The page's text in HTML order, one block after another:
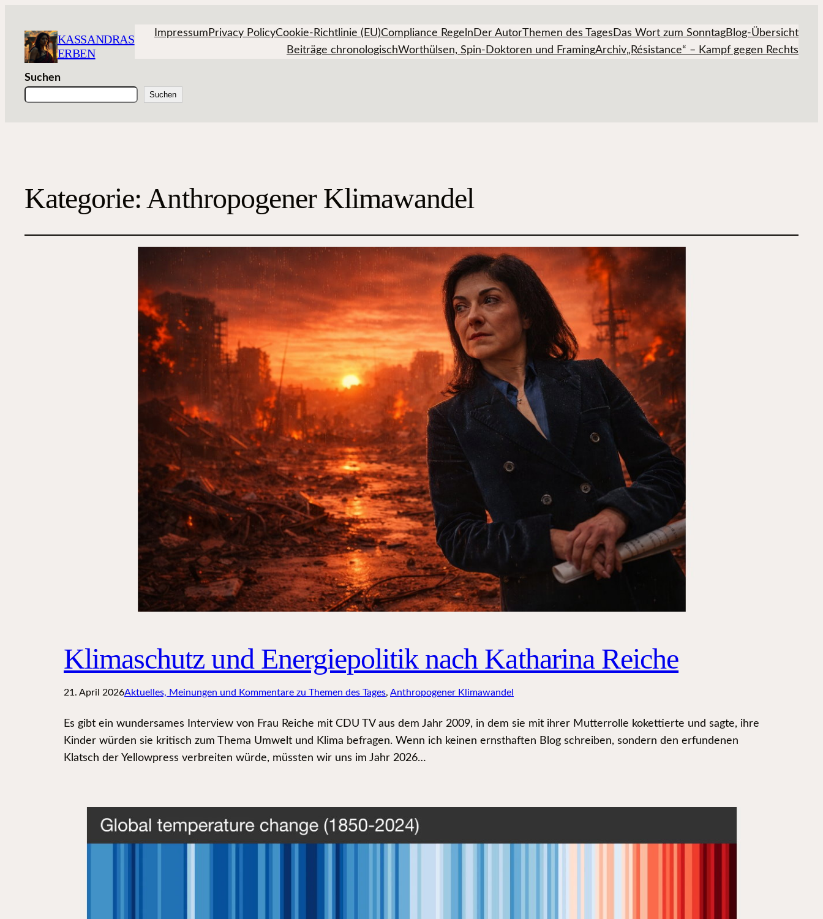
KASSANDRAS
ERBEN
Impressum Privacy PolicyCookie-Richtlinie (EU)Compliance Regeln Der AutorThemen des Tages Das Wort zum SonntagBlog-Übersicht
Beiträge chronologischWorthülsen, Spin-Doktoren und FramingArchiv„Résistance“ – Kampf gegen Rechts
Suchen
Suchen
Kategorie:Anthropogener Klimawandel
Klimaschutz und Energiepolitik nach Katharina Reiche
21. April 2026Aktuelles, Meinungen und Kommentare zu Themen des Tages, Anthropogener Klimawandel
Es gibt ein wundersames Interview von Frau Reiche mit CDU TV aus dem Jahr 2009, in dem sie mit ihrer Mutterrolle kokettierte und sagte, ihre
Kinder würden sie kritisch zum Thema Umwelt und Klima befragen. Wenn ich keinen ernsthaften Blog schreiben, sondern den erfundenen
Klatsch der Yellowpress verbreiten würde, müssten wir uns im Jahr 2026…